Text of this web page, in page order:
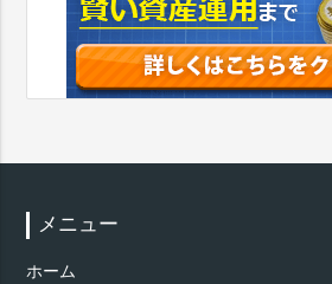
メニュー
ホーム